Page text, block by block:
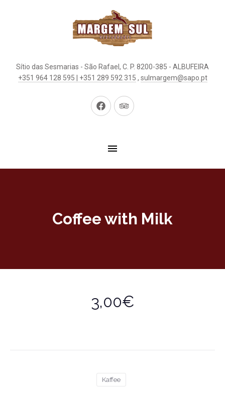
Sítio das Sesmarias - São Rafael, C. P. 8200-385 - ALBUFEIRA
+351 964 128 595 | +351 289 592 315 , sulmargem@sapo.pt
Neues Neues
Coffee with Milk
3,00€
Kaffee